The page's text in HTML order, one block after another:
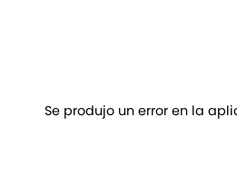
Se produjo un error en la